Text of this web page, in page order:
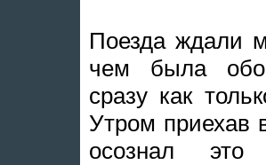
Поезда ждали
чем была
сразу как
Утром приехав
осознал